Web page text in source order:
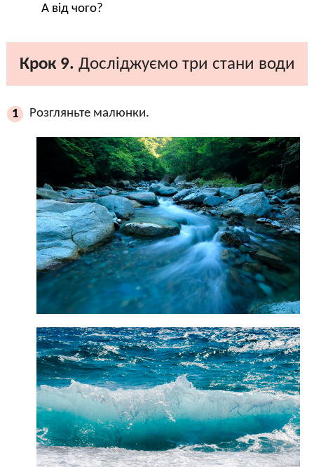
А від чого?
Крок 9. Досліджуємо три стани води
1 Розгляньте малюнки.